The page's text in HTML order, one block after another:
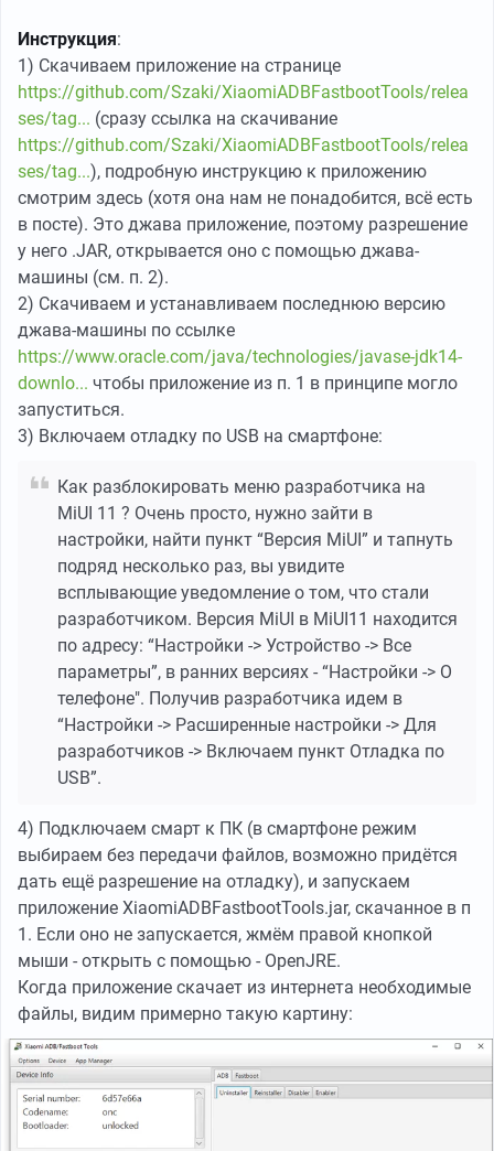
Инструкция:
1) Скачиваем приложение на странице
https://github.com/Szaki/XiaomiADBFastbootTools/relea
ses/tag... (сразу ссылка на скачивание
https://github.com/Szaki/XiaomiADBFastbootTools/relea
ses/tag...), подробную инструкцию к приложению
смотрим здесь (хотя она нам не понадобится, всё есть
в посте). Это джава приложение, поэтому разрешение
у него .JAR, открывается оно с помощью джава-
машины (см. п. 2).
2) Скачиваем и устанавливаем последнюю версию
джава-машины по ссылке
https://www.oracle.com/java/technologies/javase-jdk14-
downlo... чтобы приложение из п. 1 в принципе могло
запуститься.
3) Включаем отладку по USB на смартфоне:
Как разблокировать меню разработчика на
MiUI 11 ? Очень просто, нужно зайти в
настройки, найти пункт “Версия MiUI” и тапнуть
подряд несколько раз, вы увидите
всплывающие уведомление о том, что стали
разработчиком. Версия MiUI в MiUI11 находится
по адресу: “Настройки -> Устройство -> Все
параметры”, в ранних версиях - “Настройки -> О
телефоне". Получив разработчика идем в
“Настройки -> Расширенные настройки -> Для
разработчиков -> Включаем пункт Отладка по
USB”.
4) Подключаем смарт к ПК (в смартфоне режим
выбираем без передачи файлов, возможно придётся
дать ещё разрешение на отладку), и запускаем
приложение XiaomiADBFastbootTools.jar, скачанное в п
1. Если оно не запускается, жмём правой кнопкой
мыши - открыть с помощью - OpenJRE.
Когда приложение скачает из интернета необходимые
файлы, видим примерно такую картину: